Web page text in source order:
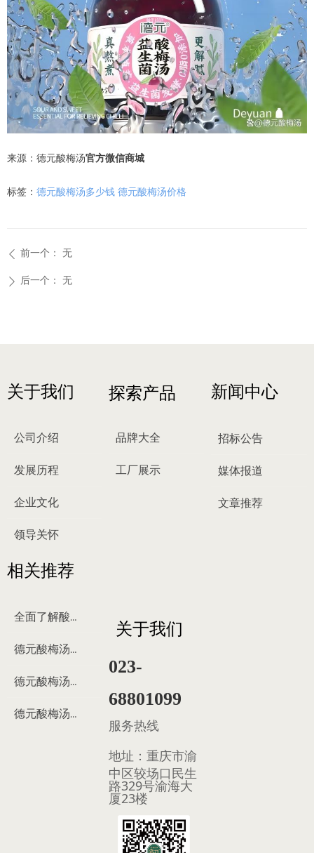
来源：德元酸梅汤官方微信商城
标签： 德元酸梅汤多少钱 德元酸梅汤价格
ꄴ 前一个： 无
ꄲ 后一个： 无
关于我们
公司介绍
发展历程
企业文化
领导关怀
探索产品
品牌大全
工厂展示
招标公告
媒体报道
文章推荐
新闻中心
关于我们
023-
68801099
服务热线
地址： 重庆市渝
中区较场口民生
路329号渝海大
厦23楼
相关推荐
全面了解酸梅汤
德元酸梅汤来历
德元酸梅汤制作过程
德元酸梅汤多少钱